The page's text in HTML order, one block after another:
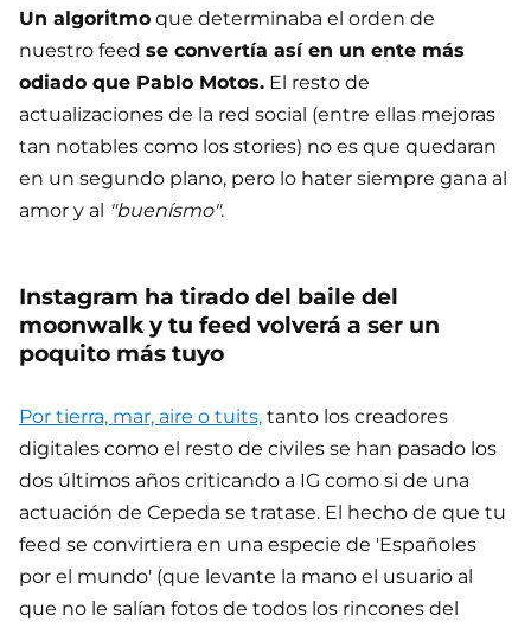
Un algoritmo que determinaba el orden de
nuestro feed se convertía así en un ente más
odiado que Pablo Motos. El resto de
actualizaciones de la red social (entre ellas mejoras
tan notables como los stories) no es que quedaran
en un segundo plano, pero lo hater siempre gana al
amor y al "buenísmo".
Instagram ha tirado del baile del
moonwalk y tu feed volverá a ser un
poquito más tuyo
Por tierra, mar, aire o tuits, tanto los creadores
digitales como el resto de civiles se han pasado los
dos últimos años criticando a IG como si de una
actuación de Cepeda se tratase. El hecho de que tu
feed se convirtiera en una especie de 'Españoles
por el mundo' (que levante la mano el usuario al
que no le salían fotos de todos los rincones del